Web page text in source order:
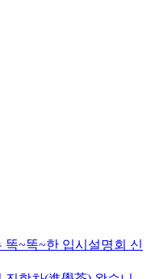
똑~똑~한 입시설명회 신